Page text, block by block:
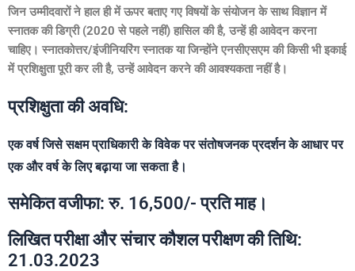
जिन उम्मीदवारों ने हाल ही में ऊपर बताए गए विषयों के संयोजन के साथ विज्ञान में
स्नातक की डिग्री (2020 से पहले नहीं) हासिल की है, उन्हें ही आवेदन करना
चाहिए। स्नातकोत्तर/इंजीनियरिंग स्नातक या जिन्होंने एनसीएसएम की किसी भी इकाई
में प्रशिक्षुता पूरी कर ली है, उन्हें आवेदन करने की आवश्यकता नहीं है।
प्रशिक्षुता की अवधि:
एक वर्ष जिसे सक्षम प्राधिकारी के विवेक पर संतोषजनक प्रदर्शन के आधार पर
एक और वर्ष के लिए बढ़ाया जा सकता है।
समेकित वजीफा: रु. 16,500/- प्रति माह।
लिखित परीक्षा और संचार कौशल परीक्षण की तिथि:
21.03.2023